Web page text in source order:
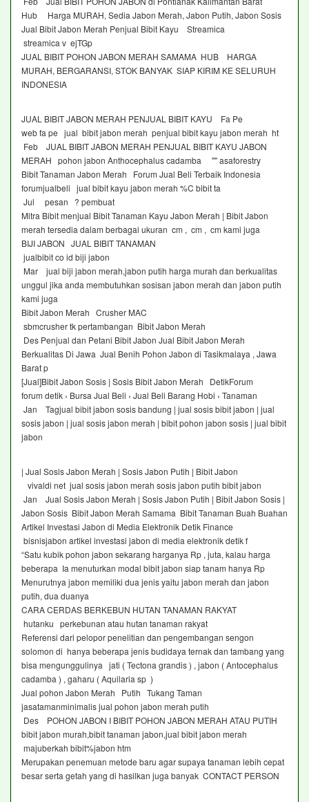
Hub Harga MURAH, Sedia Jabon Merah, Jabon Putih, Jabon Sosis
Jual Bibit Jabon Merah Penjual Bibit Kayu Streamica
streamica v ejTGp
JUAL BIBIT POHON JABON MERAH SAMAMA HUB HARGA
MURAH, BERGARANSI, STOK BANYAK SIAP KIRIM KE SELURUH
INDONESIA
JUAL BIBIT JABON MERAH PENJUAL BIBIT KAYU Fa Pe
web fa pe jual bibit jabon merah penjual bibit kayu jabon merah ht
Feb JUAL BIBIT JABON MERAH PENJUAL BIBIT KAYU JABON
MERAH pohon jabon Anthocephalus cadamba "" asaforestry
Bibit Tanaman Jabon Merah Forum Jual Beli Terbaik Indonesia
forumjualbeli jual bibit kayu jabon merah %C bibit ta
Jul pesan ? pembuat
Mitra Bibit menjual Bibit Tanaman Kayu Jabon Merah | Bibit Jabon
merah tersedia dalam berbagai ukuran cm , cm , cm kami juga
BIJI JABON JUAL BIBIT TANAMAN
jualbibit co id biji jabon
Mar jual biji jabon merah,jabon putih harga murah dan berkualitas
unggul jika anda membutuhkan sosisan jabon merah dan jabon putih
kami juga
Bibit Jabon Merah Crusher MAC
sbmcrusher tk pertambangan Bibit Jabon Merah
Des Penjual dan Petani Bibit Jabon Jual Bibit Jabon Merah
Berkualitas Di Jawa Jual Benih Pohon Jabon di Tasikmalaya , Jawa
Barat p
[Jual]Bibit Jabon Sosis | Sosis Bibit Jabon Merah DetikForum
forum detik › Bursa Jual Beli › Jual Beli Barang Hobi › Tanaman
Jan Tagjual bibit jabon sosis bandung | jual sosis bibit jabon | jual
sosis jabon | jual sosis jabon merah | bibit pohon jabon sosis | jual bibit
jabon
| Jual Sosis Jabon Merah | Sosis Jabon Putih | Bibit Jabon
vivaldi net jual sosis jabon merah sosis jabon putih bibit jabon
Jan Jual Sosis Jabon Merah | Sosis Jabon Putih | Bibit Jabon Sosis |
Jabon Sosis Bibit Jabon Merah Samama Bibit Tanaman Buah Buahan
Artikel Investasi Jabon di Media Elektronik Detik Finance
bisnisjabon artikel investasi jabon di media elektronik detik f
“Satu kubik pohon jabon sekarang harganya Rp , juta, kalau harga
beberapa Ia menuturkan modal bibit jabon siap tanam hanya Rp
Menurutnya jabon memiliki dua jenis yaitu jabon merah dan jabon
putih, dua duanya
CARA CERDAS BERKEBUN HUTAN TANAMAN RAKYAT
hutanku perkebunan atau hutan tanaman rakyat
Referensi dari pelopor penelitian dan pengembangan sengon
solomon di hanya beberapa jenis budidaya ternak dan tambang yang
bisa mengunggulinya jati ( Tectona grandis ) , jabon ( Antocephalus
cadamba ) , gaharu ( Aquilaria sp )
Jual pohon Jabon Merah Putih Tukang Taman
jasatamanminimalis jual pohon jabon merah putih
Des POHON JABON I BIBIT POHON JABON MERAH ATAU PUTIH
bibit jabon murah,bibit tanaman jabon,jual bibit jabon merah
majuberkah bibit%jabon htm
Merupakan penemuan metode baru agar supaya tanaman lebih cepat
besar serta getah yang di hasilkan juga banyak CONTACT PERSON